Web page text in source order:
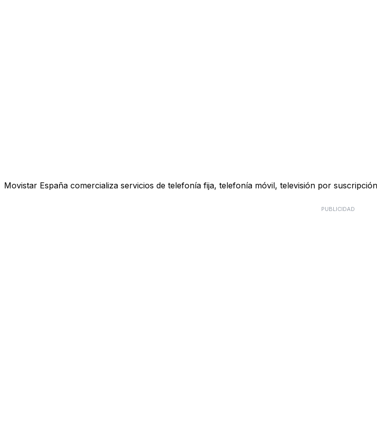
Movistar España comercializa servicios de telefonía fija, telefonía móvil, televisión por
PUBLICIDAD